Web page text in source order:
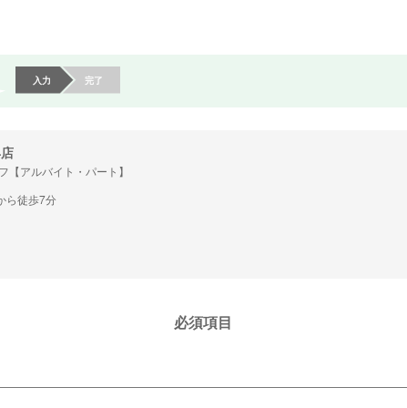
入力 完了
【アルバイト・パート】
ら徒歩7分
必須項目